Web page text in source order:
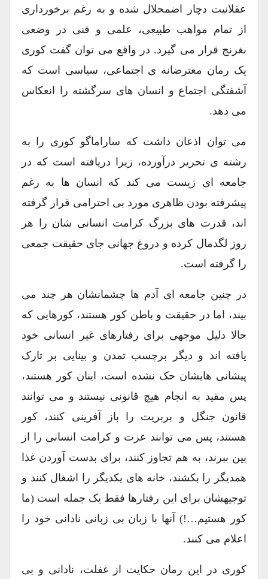
عقلانیت دچار اضمحلال شده و به رغم برخورداری
از تمام مواهب طبیعی، علمی و فنی در وضعی
بغرنج قرار می گیرد. در واقع می توان گفت کوری
یک رمان معترضانه ی اجتماعی، سیاسی است که
آشفتگی اجتماع و انسان های سرگشته را انعکاس
می دهد.
می توان اذعان داشت که ساراماگو کوری را به
رشته ی تحریر درآورده، زیرا دریافته است که در
جامعه ای زیست می کند که انسان ها به رغم
پیشرفته بودن ظاهری مورد بی احترامی قرار گرفته
اند، قدرت های بزرگ کرامت انسانی شان را هر
روز لگدمال کرده و دروغ جهانی جای حقیقت جمعی
را گرفته است.
در چنین جامعه ای آدم ها چشمانشان هر چند می
بیند، اما در حقیقت و باطن کور هستند، کورهایی که
حالا دلیل موجهی برای رفتارهای غیر انسانی خود
یافته اند و دیگر برچسب تمدن و بینایی بر تارک
پیشانی هایشان حک نشده است، اینان کور هستند،
پس مقید به انجام هیچ قانونی نیستند و می توانند
قانون جنگل و بربریت را باز آفرینی کنند، کور
هستند، پس می توانند عزت و کرامت انسانی را از
بین ببرند، به هم تجاوز کنند، برای بدست آوردن غذا
همدیگر را بکشند، خانه های یکدیگر را اشغال کنند و
توجیهشان برای این رفتارها فقط یک جمله است (ما
کور هستیم…!) آنها با زبان بی زبانی نادانی خود را
اعلام می کنند.
کوری در این رمان حکایت از غفلت، نادانی و بی